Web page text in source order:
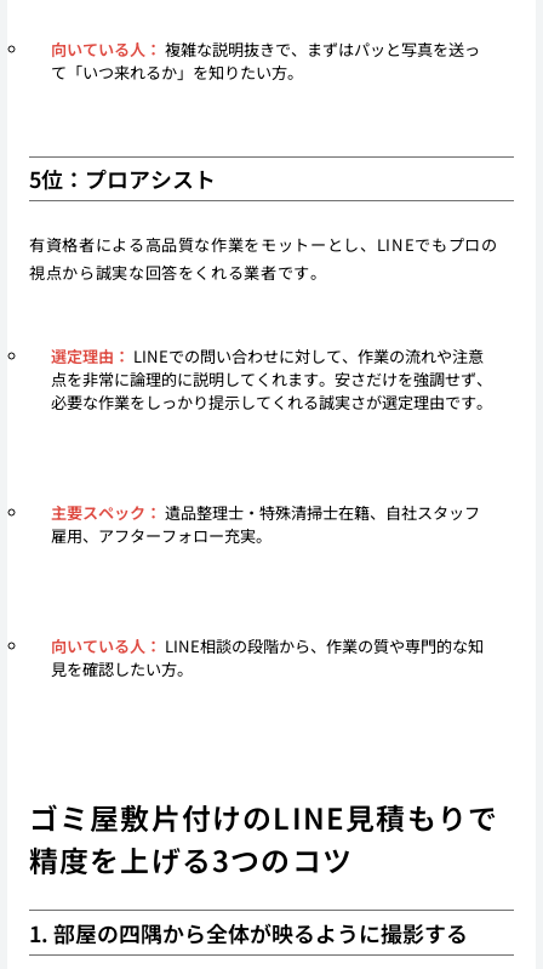
向いている人： 複雑な説明抜きで、まずはパッと写真を送っ
て「いつ来れるか」を知りたい方。
5位：プロアシスト
有資格者による高品質な作業をモットーとし、LINEでもプロの
視点から誠実な回答をくれる業者です。
選定理由： LINEでの問い合わせに対して、作業の流れや注意
点を非常に論理的に説明してくれます。安さだけを強調せず、
必要な作業をしっかり提示してくれる誠実さが選定理由です。
主要スペック： 遺品整理士・特殊清掃士在籍、自社スタッフ
雇用、アフターフォロー充実。
向いている人： LINE相談の段階から、作業の質や専門的な知
見を確認したい方。
ゴミ屋敷片付けのLINE見積もりで
精度を上げる3つのコツ
1. 部屋の四隅から全体が映るように撮影する